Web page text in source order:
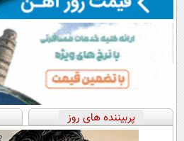
پربیننده های روز